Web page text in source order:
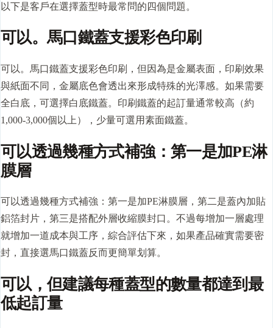
以下是客戶在選擇蓋型時最常問的四個問題。
可以。馬口鐵蓋支援彩色印刷
可以。馬口鐵蓋支援彩色印刷，但因為是金屬表面，印刷效果
與紙面不同，金屬底色會透出來形成特殊的光澤感。如果需要
全白底，可選擇白底鐵蓋。印刷鐵蓋的起訂量通常較高（約
1,000-3,000個以上），少量可選用素面鐵蓋。
可以透過幾種方式補強：第一是加PE淋
膜層
可以透過幾種方式補強：第一是加PE淋膜層，第二是蓋內加貼
鋁箔封片，第三是搭配外層收縮膜封口。不過每增加一層處理
就增加一道成本與工序，綜合評估下來，如果產品確實需要密
封，直接選馬口鐵蓋反而更簡單划算。
可以，但建議每種蓋型的數量都達到最
低起訂量